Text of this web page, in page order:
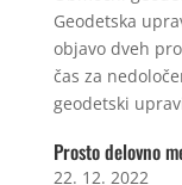
Geodetska
objavo dveh
čas za
geodetski
Prosto delovno
22. 12. 2022